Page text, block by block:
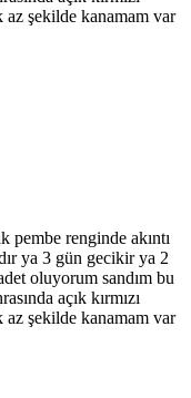
az şekilde kanamam var
pembe renginde akıntı
ya 3 gün gecikir ya 2
oluyorum sandım bu
açık kırmızı
az şekilde kanamam var